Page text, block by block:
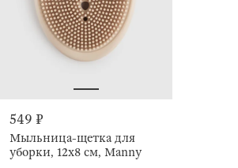
549 ₽
Мыльница-щетка для
уборки, 12х8 см, Manny